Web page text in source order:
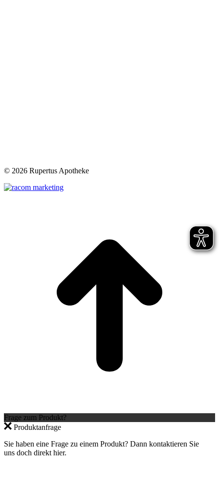
© 2026 Rupertus Apotheke
Frage zum Produkt?
Produktanfrage
Sie haben eine Frage zu einem Produkt? Dann kontaktieren Sie
uns doch direkt hier.